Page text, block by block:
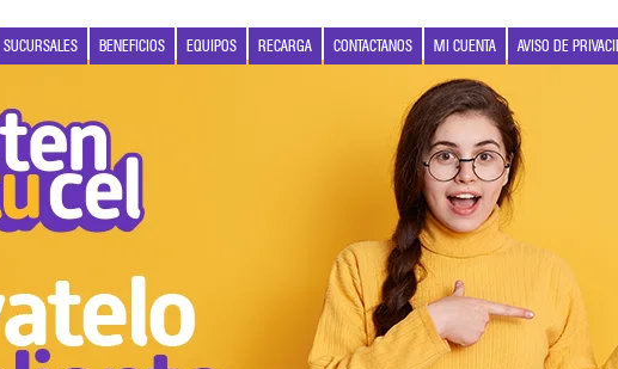
SUCURSALES BENEFICIOS EQUIPOS RECARGA CONTACTANOS MI CUENTA AVISO DE